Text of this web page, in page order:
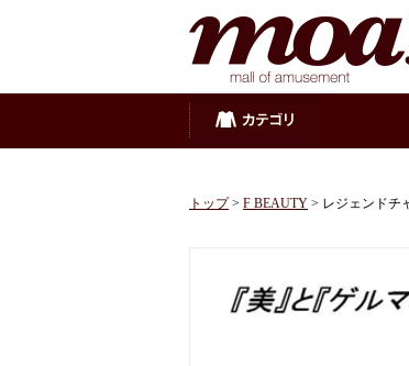
トップ> F BEAUTY > レジェンドチ